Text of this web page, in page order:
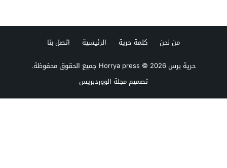
من نحن كلمة حرية الرئيسية
اتصل بنا
حرية برس Horrya press© 2026 جميع الحقوق محفوظة.
تصميممجلة الووردبريس